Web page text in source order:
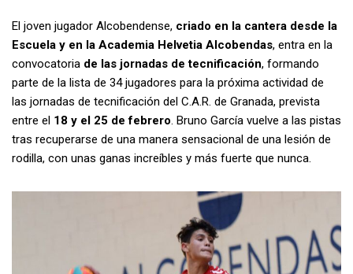
El joven jugador Alcobendense, criado en la cantera desde la
Escuela y en la Academia Helvetia Alcobendas, entra en la
convocatoria de las jornadas de tecnificación, formando
parte de la lista de 34 jugadores para la próxima actividad de
las jornadas de tecnificación del C.A.R. de Granada, prevista
entre el 18 y el 25 de febrero. Bruno García vuelve a las pistas
tras recuperarse de una manera sensacional de una lesión de
rodilla, con unas ganas increíbles y más fuerte que nunca.